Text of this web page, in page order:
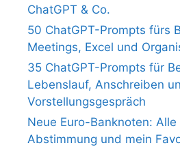
ChatGPT & Co.
50 ChatGPT-Prompts fürs
Meetings, Excel und
35 ChatGPT-Prompts für
Lebenslauf, Anschreiben
Vorstellungsgespräch
Neue Euro-Banknoten: Alle
Abstimmung und mein